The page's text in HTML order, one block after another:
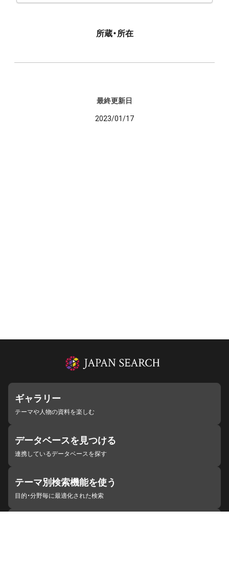
所蔵・所在
最終更新日
2023/01/17
ギャラリー
テーマや人物の資料を楽しむ
データベースを見つける
連携しているデータベースを探す
テーマ別検索機能を使う
目的・分野毎に最適化された検索